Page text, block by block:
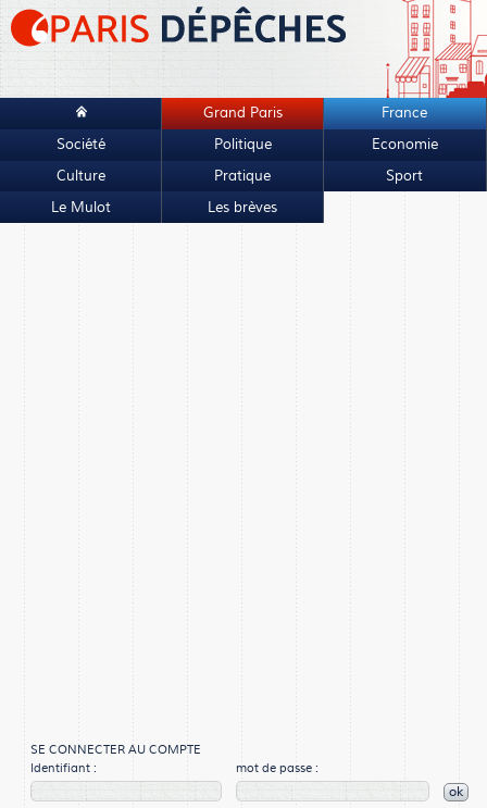
Grand Paris
France
Société
Politique
Economie
Culture
Pratique
Sport
Le Mulot
Les brèves
SE CONNECTER AU COMPTE
Identifiant :
mot de passe :
ok